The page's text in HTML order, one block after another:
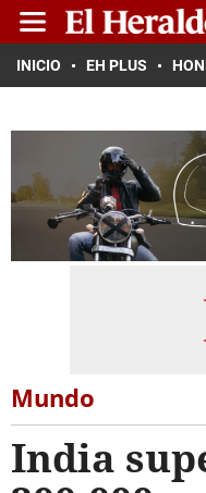
INICIO EH PLUS
Mundo
India